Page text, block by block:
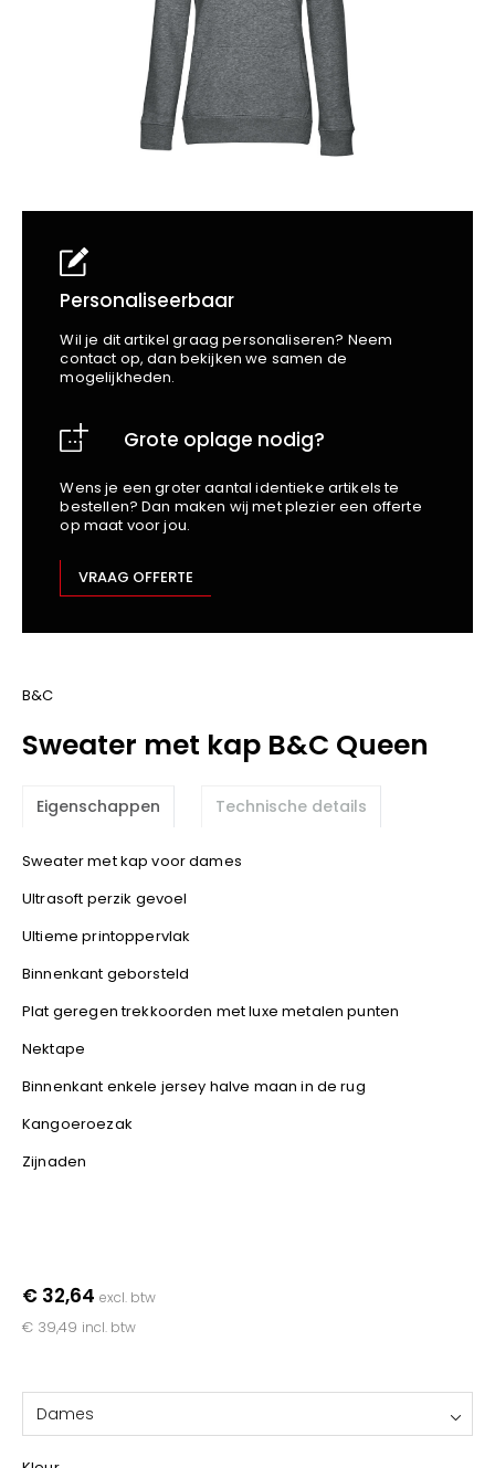
BusinessWellnessKapper
Beechfield
Blakläder
Claude
Edge Safety
Harvest
Heckel
Hydrowear
Jassz
Kariban
M-Safe
OXXA
Premier
Promodoro
Safety Jogger
Spiro
Stanley/Stella
TowelCity
Personaliseerbaar
Wil je dit artikel graag personaliseren? Neem
contact op, dan bekijken we samen de
mogelijkheden.
Grote oplage nodig?
Wens je een groter aantal identieke artikels te
bestellen? Dan maken wij met plezier een offerte
op maat voor jou.
VRAAG OFFERTE
B&C
Sweater met kap B&C Queen
Eigenschappen Technische details
Sweater met kap voor dames
Ultrasoft perzik gevoel
Ultieme printoppervlak
Binnenkant geborsteld
Plat geregen trekkoorden met luxe metalen punten
Nektape
Binnenkant enkele jersey halve maan in de rug
Kangoeroezak
Zijnaden
€ 32,64 excl. btw
€ 39,49 incl. btw
Dames